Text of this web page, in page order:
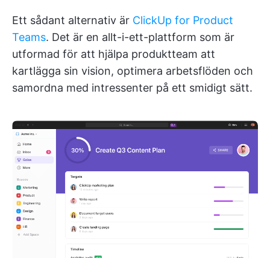
Ett sådant alternativ är ClickUp for Product
Teams. Det är en allt-i-ett-plattform som är
utformad för att hjälpa produktteam att
kartlägga sin vision, optimera arbetsflöden och
samordna med intressenter på ett smidigt sätt.